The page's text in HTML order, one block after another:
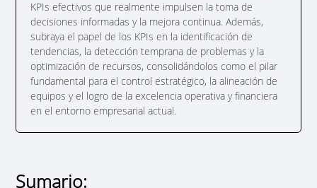
KPIs efectivos que realmente impulsen la toma de
decisiones informadas y la mejora continua. Además,
subraya el papel de los KPIs en la identificación de
tendencias, la detección temprana de problemas y la
optimización de recursos, consolidándolos como el pilar
fundamental para el control estratégico, la alineación de
equipos y el logro de la excelencia operativa y financiera
en el entorno empresarial actual.
Sumario: